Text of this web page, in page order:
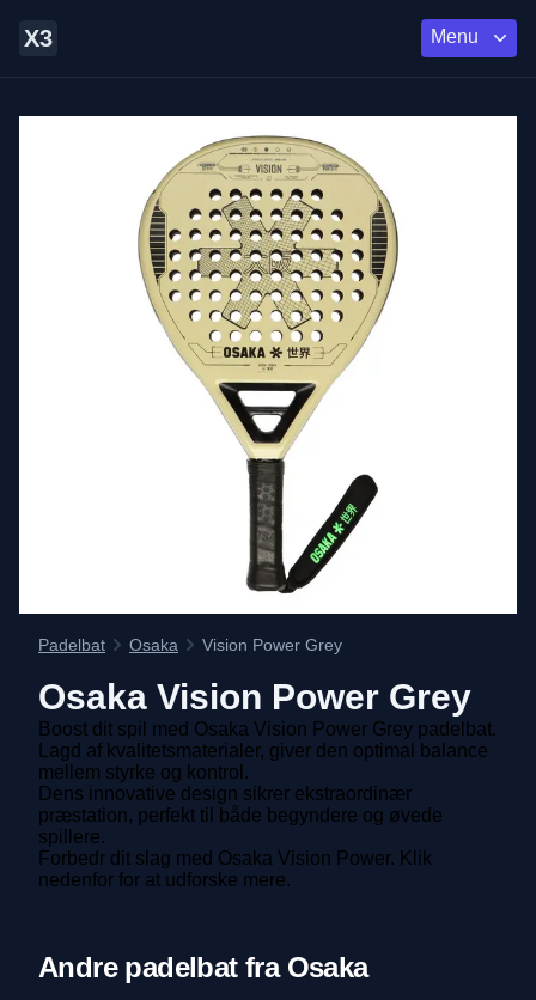
X3 Menu
Padelbat Osaka Vision Power Grey
Osaka Vision Power Grey
Boost dit spil med Osaka Vision Power Grey padelbat.
Lagd af kvalitetsmaterialer, giver den optimal balance
mellem styrke og kontrol.
Dens innovative design sikrer ekstraordinær
præstation, perfekt til både begyndere og øvede
spillere.
Forbedr dit slag med Osaka Vision Power. Klik
nedenfor for at udforske mere.
Andre padelbat fra Osaka